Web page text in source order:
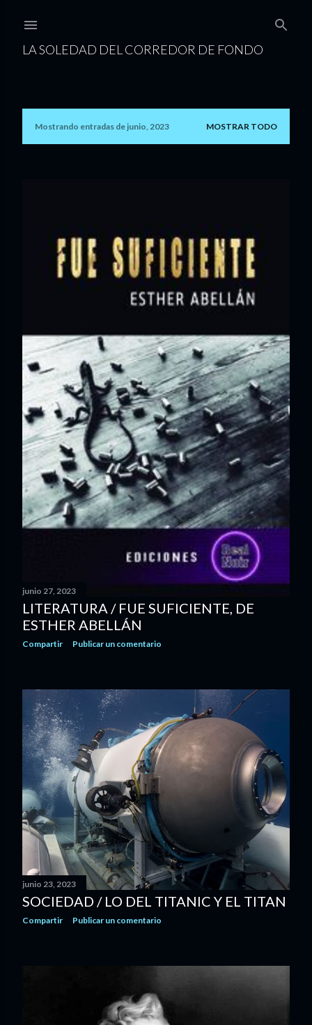
LA SOLEDAD DEL CORREDOR DE FONDO
EMostrando entradas de junio, 2023 MOSTRAR TODO
junio 27, 2023
LITERATURA / FUE SUFICIENTE, DE
ESTHER ABELLÁN
Compartir Publicar un comentario
junio 23, 2023
SOCIEDAD / LO DEL TITANIC Y EL TITAN
Compartir Publicar un comentario